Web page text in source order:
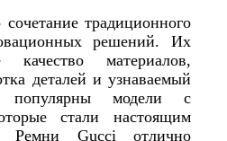
традиционного
решений. Их
качество материалов,
деталей и узнаваемый
популярны модели с
стали настоящим
Ремни Gucci отлично